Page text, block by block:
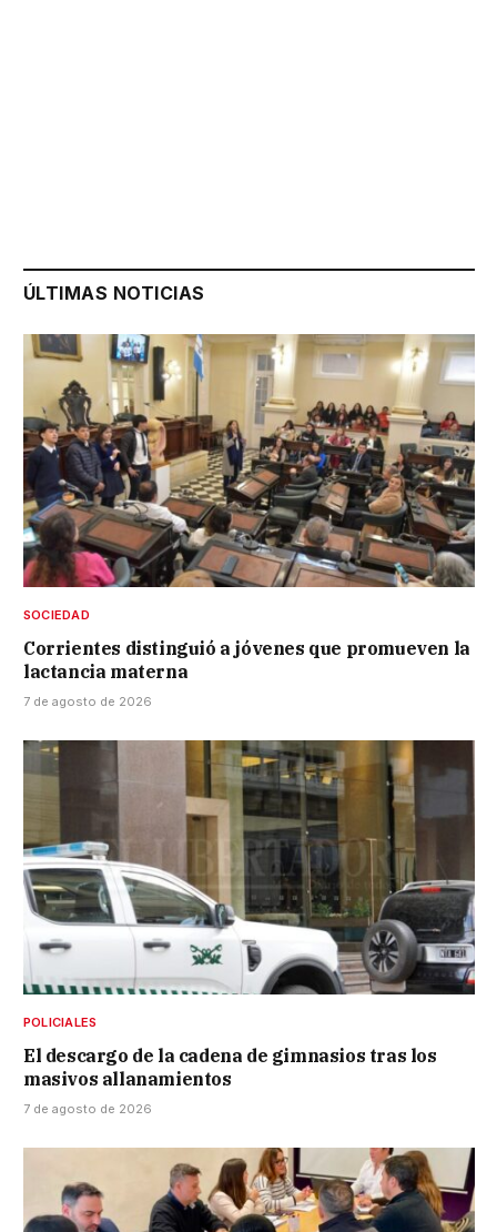
ÚLTIMAS NOTICIAS
SOCIEDAD
Corrientes distinguió a jóvenes que promueven la
lactancia materna
7 de agosto de 2026
POLICIALES
El descargo de la cadena de gimnasios tras los
masivos allanamientos
7 de agosto de 2026